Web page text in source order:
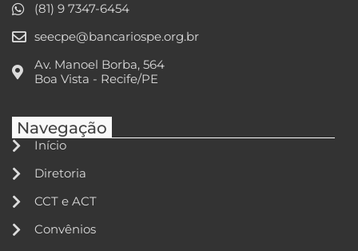
(81) 9 7347-6454
seecpe@bancariospe.org.br
Av. Manoel Borba, 564
Boa Vista - Recife/PE
Navegação
Início
Diretoria
CCT e ACT
Convênios